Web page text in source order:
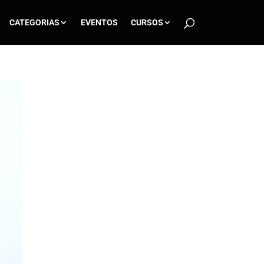
CATEGORIAS EVENTOS CURSOS